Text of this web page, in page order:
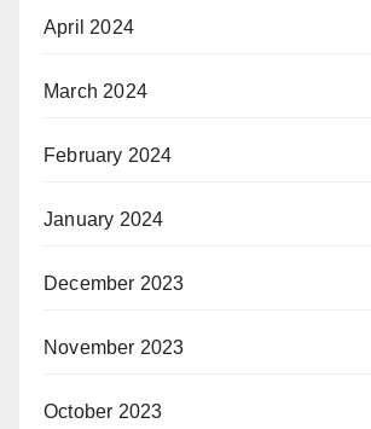
April 2024
March 2024
February 2024
January 2024
December 2023
November 2023
October 2023